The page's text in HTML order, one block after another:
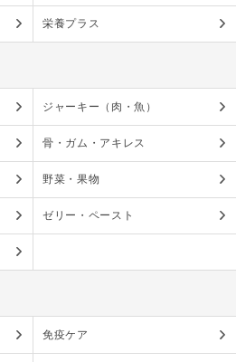
栄養プラス
ジャーキー（肉・魚）
骨・ガム・アキレス
野菜・果物
ゼリー・ペースト
免疫ケア